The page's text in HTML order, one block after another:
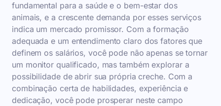
fundamental para a saúde e o bem-estar dos
animais, e a crescente demanda por esses serviços
indica um mercado promissor. Com a formação
adequada e um entendimento claro dos fatores que
definem os salários, você pode não apenas se tornar
um monitor qualificado, mas também explorar a
possibilidade de abrir sua própria creche. Com a
combinação certa de habilidades, experiência e
dedicação, você pode prosperar neste campo